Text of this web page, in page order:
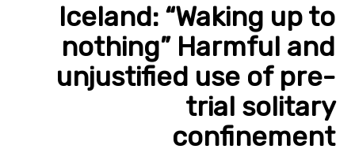
Iceland: “Waking up to
nothing” Harmful and
unjustified use of pre-
trial solitary
confinement